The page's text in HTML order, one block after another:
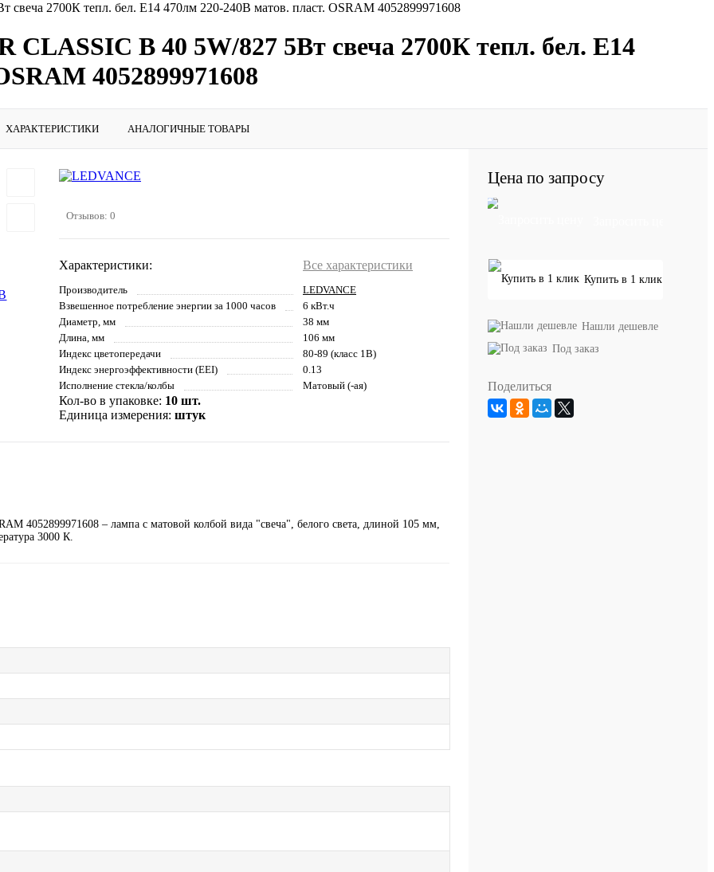
2700К тепл. бел. E14 470лм 220-240В матов. пласт. OSRAM 4052899971608
CLASSIC B 40 5W/827 5Вт свеча 2700К тепл. бел. E14
4052899971608
ХАРАКТЕРИСТИКИ АНАЛОГИЧНЫЕ ТОВАРЫ
Отзывов: 0
Характеристики: Все характеристики
Производитель
LEDVANCE
Взвешенное потребление энергии за 1000 часов
6 кВт.ч
Диаметр, мм
38 мм
Длина, мм
106 мм
Индекс цветопередачи
80-89 (класс 1В)
Индекс энергоэффективности (EEI)
0.13
Исполнение стекла/колбы
Матовый (-ая)
Кол-во в упаковке: 10 шт.
Единица измерения: штук
4052899971608 – лампа с матовой колбой вида "свеча", белого света, длиной 105 мм,
3000 К.
Цена по запросу
Купить в 1 клик
Нашли дешевле
Под заказ
Поделиться